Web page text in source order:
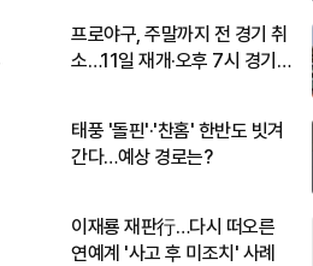
프로야구, 주말까지 전 경기 취
소…11일 재개·오후 7시 경기
태풍 '돌핀'·'찬홈' 한반도 빗겨
간다…예상 경로는?
이재룡 재판行…다시 떠오른
연예계 '사고 후 미조치' 사례